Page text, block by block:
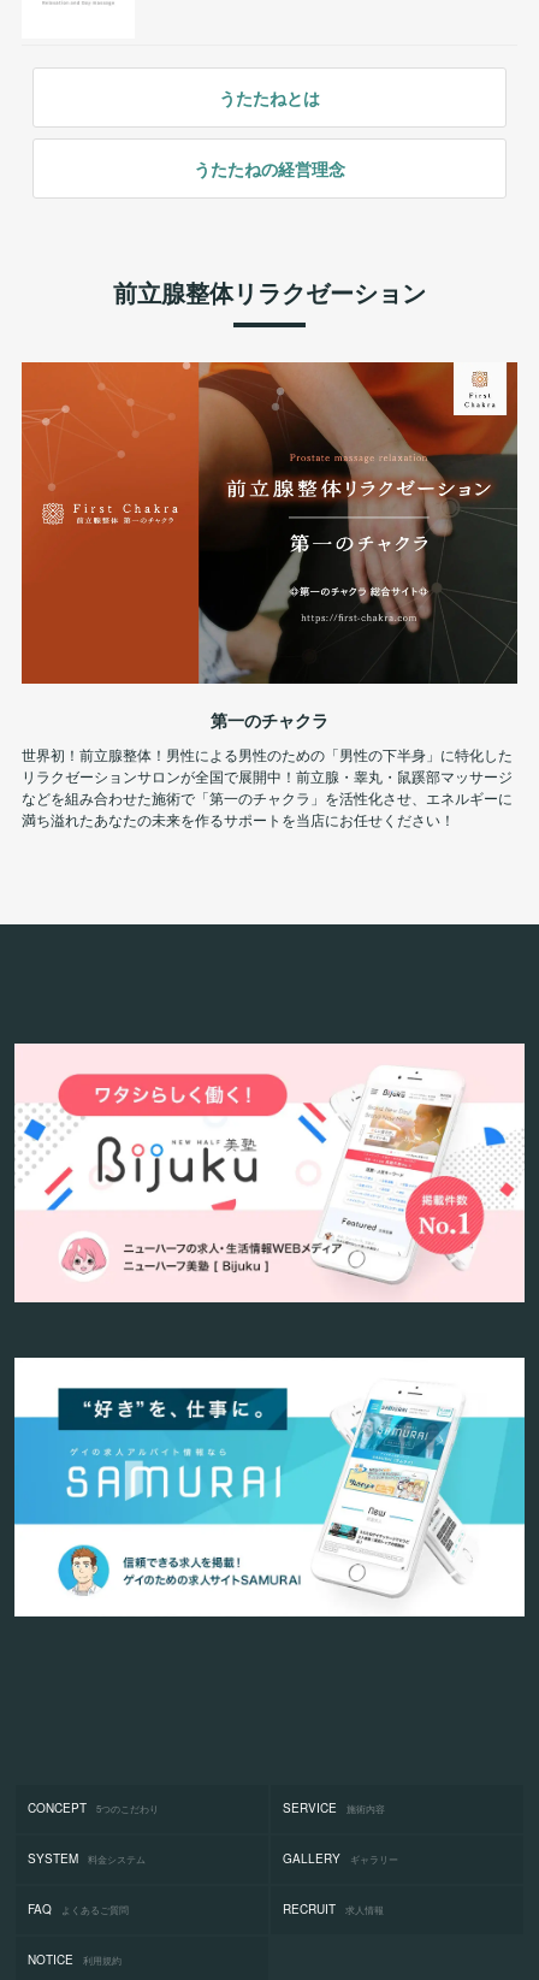
うたたねとは
うたたねの経営理念
前立腺整体リラクゼーション
第一のチャクラ
世界初！前立腺整体！男性による男性のための「男性の下半身」に特化した
リラクゼーションサロンが全国で展開中！前立腺・睾丸・鼠蹊部マッサージ
などを組み合わせた施術で「第一のチャクラ」を活性化させ、エネルギーに
満ち溢れたあなたの未来を作るサポートを当店にお任せください！
CONCEPT 5つのこだわり SERVICE 施術内容
SYSTEM 料金システム GALLERY ギャラリー
FAQ よくあるご質問 RECRUIT 求人情報
NOTICE 利用規約